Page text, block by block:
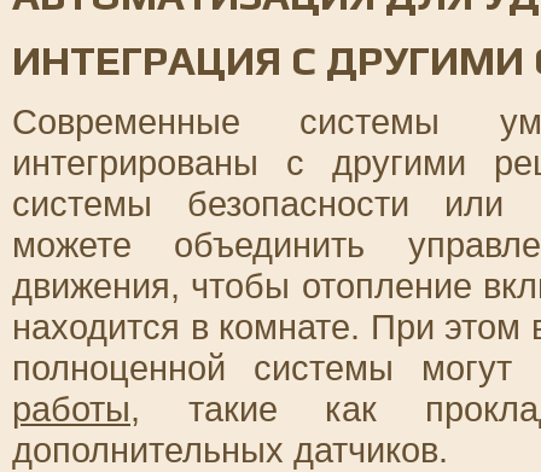
ИНТЕГРАЦИЯ С
Современные системы
интегрированы с другими
системы безопасности или
можете объединить
движения, чтобы отопление
находится в комнате. При этом
полноценной системы могут
работы, такие как
дополнительных датчиков.